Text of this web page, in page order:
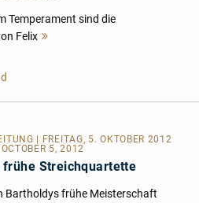
Temperament sind die
Felix
| FREITAG, 5. OKTOBER 2012
5, 2012
frühe Streichquartette
Bartholdys frühe Meisterschaft